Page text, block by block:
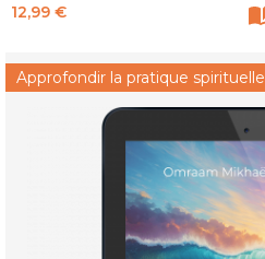
Prix
12,99 €
Approfondir la pratique spirituelle